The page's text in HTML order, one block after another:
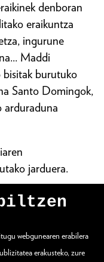
denboran
eraikuntza
ingurune
Maddi
bisitak burutuko
Santo Domingok,
arduraduna
jarduera.
IKUSI
webgunearen erabilera
erakusteko, zure